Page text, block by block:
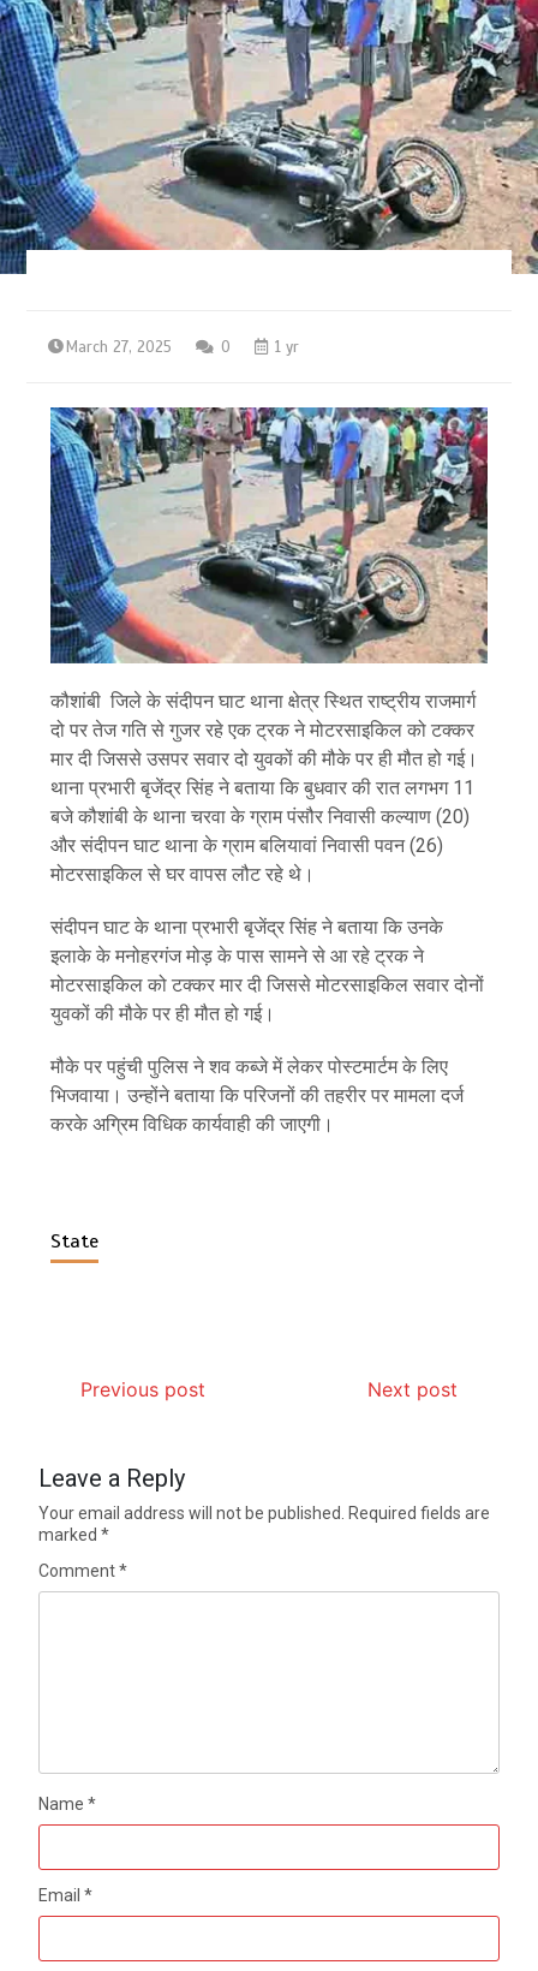
March 27, 2025 0 1 yr
कौशांबी जिले के संदीपन घाट थाना क्षेत्र स्थित राष्ट्रीय राजमार्ग
दो पर तेज गति से गुजर रहे एक ट्रक ने मोटरसाइकिल को टक्कर
मार दी जिससे उसपर सवार दो युवकों की मौके पर ही मौत हो गई।
थाना प्रभारी बृजेंद्र सिंह ने बताया कि बुधवार की रात लगभग 11
बजे कौशांबी के थाना चरवा के ग्राम पंसौर निवासी कल्याण (20)
और संदीपन घाट थाना के ग्राम बलियावां निवासी पवन (26)
मोटरसाइकिल से घर वापस लौट रहे थे।
संदीपन घाट के थाना प्रभारी बृजेंद्र सिंह ने बताया कि उनके
इलाके के मनोहरगंज मोड़ के पास सामने से आ रहे ट्रक ने
मोटरसाइकिल को टक्कर मार दी जिससे मोटरसाइकिल सवार दोनों
युवकों की मौके पर ही मौत हो गई।
मौके पर पहुंची पुलिस ने शव कब्जे में लेकर पोस्टमार्टम के लिए
भिजवाया। उन्होंने बताया कि परिजनों की तहरीर पर मामला दर्ज
करके अग्रिम विधिक कार्यवाही की जाएगी।
State
Previous post Next post
Leave a Reply
Your email address will not be published. Required fields are
marked*
Comment*
Name*
Email*